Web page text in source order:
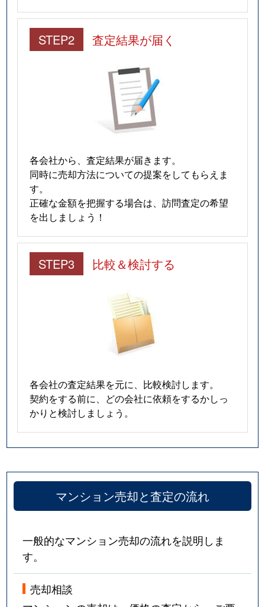
STEP2 査定結果が届く
各会社から、査定結果が届きます。
同時に売却方法についての提案をしてもらえま
す。
正確な金額を把握する場合は、訪問査定の希望
を出しましょう！
STEP3 比較＆検討する
各会社の査定結果を元に、比較検討します。
契約をする前に、どの会社に依頼をするかしっ
かりと検討しましょう。
マンション売却と査定の流れ
一般的なマンション売却の流れを説明しま
す。
売却相談